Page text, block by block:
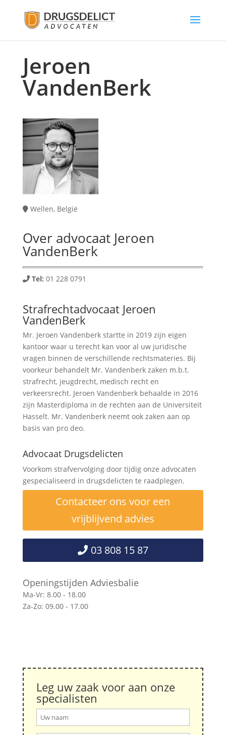
Jeroen
VandenBerk
Wellen, België
Over advocaat Jeroen
VandenBerk
Tel: 01 228 0791
Strafrechtadvocaat Jeroen
VandenBerk
Mr. Jeroen Vandenberk startte in 2019 zijn eigen
kantoor waar u terecht kan voor al uw juridische
vragen binnen de verschillende rechtsmateries. Bij
voorkeur behandelt Mr. Vandenberk zaken m.b.t.
strafrecht, jeugdrecht, medisch recht en
verkeersrecht. Jeroen Vandenberk behaalde in 2016
zijn Masterdiploma in de rechten aan de Universiteit
Hasselt. Mr. Vandenberk neemt ook zaken aan op
basis van pro deo.
Advocaat Drugsdelicten
Voorkom strafvervolging door tijdig onze advocaten
gespecialiseerd in drugsdelicten te raadplegen.
Contacteer ons voor een
vrijblijvend advies
03 808 15 87
Openingstijden Adviesbalie
Ma-Vr: 8.00 - 18.00
Za-Zo: 09.00 - 17.00
Leg uw zaak voor aan onze
specialisten